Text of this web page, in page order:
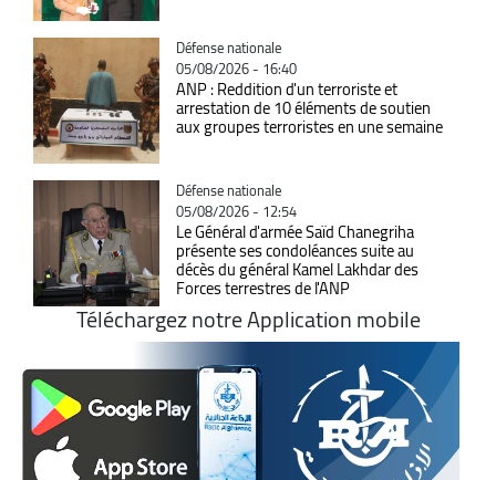
Catégorie
Défense nationale
05/08/2026 - 16:40
ANP : Reddition d'un terroriste et
arrestation de 10 éléments de soutien
aux groupes terroristes en une semaine
Catégorie
Défense nationale
05/08/2026 - 12:54
Le Général d'armée Saïd Chanegriha
présente ses condoléances suite au
décès du général Kamel Lakhdar des
Forces terrestres de l'ANP
Téléchargez notre Application mobile